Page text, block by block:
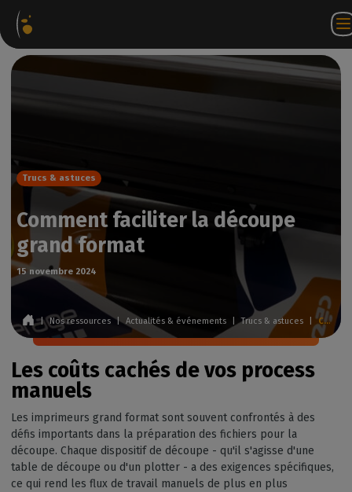
Packages
logiciels
FR
Trucs & astuces
Comment faciliter la découpe
grand format
15 novembre 2024
| Nos ressources | Actualités & événements Trucs & astuces Comment faciliter la découpe grand format
Les coûts cachés de vos process
manuels
Les imprimeurs grand format sont souvent confrontés à des
défis importants dans la préparation des fichiers pour la
découpe. Chaque dispositif de découpe - qu'il s'agisse d'une
table de découpe ou d'un plotter - a des exigences spécifiques,
ce qui rend les flux de travail manuels de plus en plus